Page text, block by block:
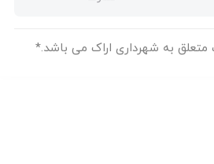
اراک می باشد.*